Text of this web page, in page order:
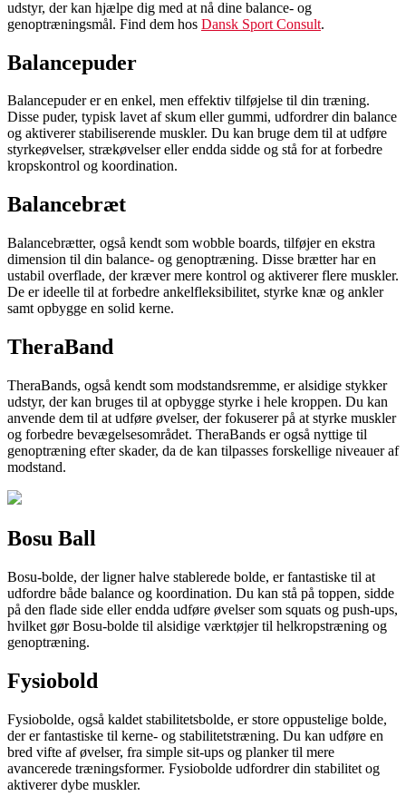
udstyr, der kan hjælpe dig med at nå dine balance- og
genoptræningsmål. Find dem hos Dansk Sport Consult.
Balancepuder
Balancepuder er en enkel, men effektiv tilføjelse til din træning.
Disse puder, typisk lavet af skum eller gummi, udfordrer din balance
og aktiverer stabiliserende muskler. Du kan bruge dem til at udføre
styrkeøvelser, strækøvelser eller endda sidde og stå for at forbedre
kropskontrol og koordination.
Balancebræt
Balancebrætter, også kendt som wobble boards, tilføjer en ekstra
dimension til din balance- og genoptræning. Disse brætter har en
ustabil overflade, der kræver mere kontrol og aktiverer flere muskler.
De er ideelle til at forbedre ankelfleksibilitet, styrke knæ og ankler
samt opbygge en solid kerne.
TheraBand
TheraBands, også kendt som modstandsremme, er alsidige stykker
udstyr, der kan bruges til at opbygge styrke i hele kroppen. Du kan
anvende dem til at udføre øvelser, der fokuserer på at styrke muskler
og forbedre bevægelsesområdet. TheraBands er også nyttige til
genoptræning efter skader, da de kan tilpasses forskellige niveauer af
modstand.
Bosu Ball
Bosu-bolde, der ligner halve stablerede bolde, er fantastiske til at
udfordre både balance og koordination. Du kan stå på toppen, sidde
på den flade side eller endda udføre øvelser som squats og push-ups,
hvilket gør Bosu-bolde til alsidige værktøjer til helkropstræning og
genoptræning.
Fysiobold
Fysiobolde, også kaldet stabilitetsbolde, er store oppustelige bolde,
der er fantastiske til kerne- og stabilitetstræning. Du kan udføre en
bred vifte af øvelser, fra simple sit-ups og planker til mere
avancerede træningsformer. Fysiobolde udfordrer din stabilitet og
aktiverer dybe muskler.